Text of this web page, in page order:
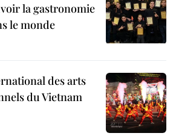
la gastronomie
le monde
des arts
du Vietnam